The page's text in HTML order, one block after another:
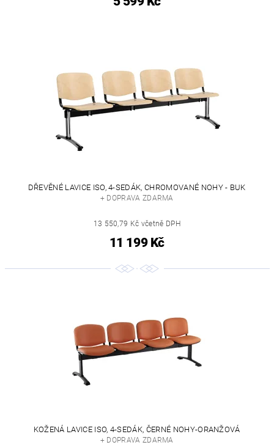
DŘEVĚNÉ LAVICE ISO, 4-SEDÁK, CHROMOVANÉ NOHY - BUK
+ DOPRAVA ZDARMA
13 550,79 Kč včetně DPH
11 199 Kč
KOŽENÁ LAVICE ISO, 4-SEDÁK, ČERNÉ NOHY-ORANŽOVÁ
+ DOPRAVA ZDARMA